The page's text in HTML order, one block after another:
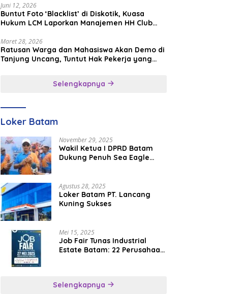
Juni 12, 2026
Buntut Foto ‘Blacklist’ di Diskotik, Kuasa
Hukum LCM Laporkan Manajemen HH Club
Maret 28, 2026
Ratusan Warga dan Mahasiswa Akan Demo di
Tanjung Uncang, Tuntut Hak Pekerja yang
Selengkapnya
Loker Batam
November 29, 2025
Wakil Ketua I DPRD Batam
Dukung Penuh Sea Eagle
Agustus 28, 2025
Loker Batam PT. Lancang
Kuning Sukses
Mei 15, 2025
Job Fair Tunas Industrial
Estate Batam: 22 Perusahaan
Selengkapnya